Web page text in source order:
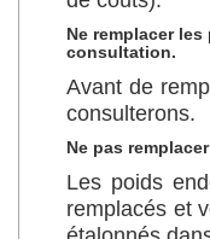
Ne remplacer
consultation.
Avant de
consulterons.
Ne pas
Les poids
remplacés et